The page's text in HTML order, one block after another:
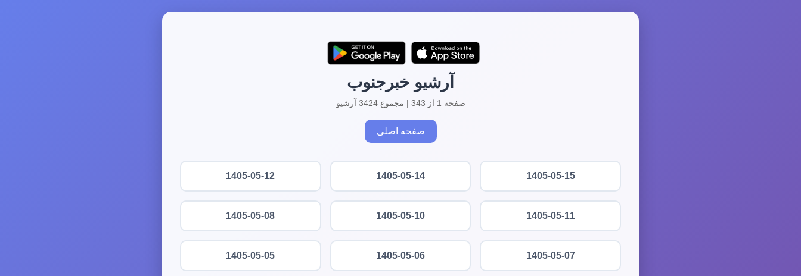
آرشیو خبرجنوب
صفحه 1 از 343 | مجموع 3424 آرشیو
صفحه اصلی
1405-05-15
1405-05-14
1405-05-12
1405-05-11
1405-05-10
1405-05-08
1405-05-07
1405-05-06
1405-05-05